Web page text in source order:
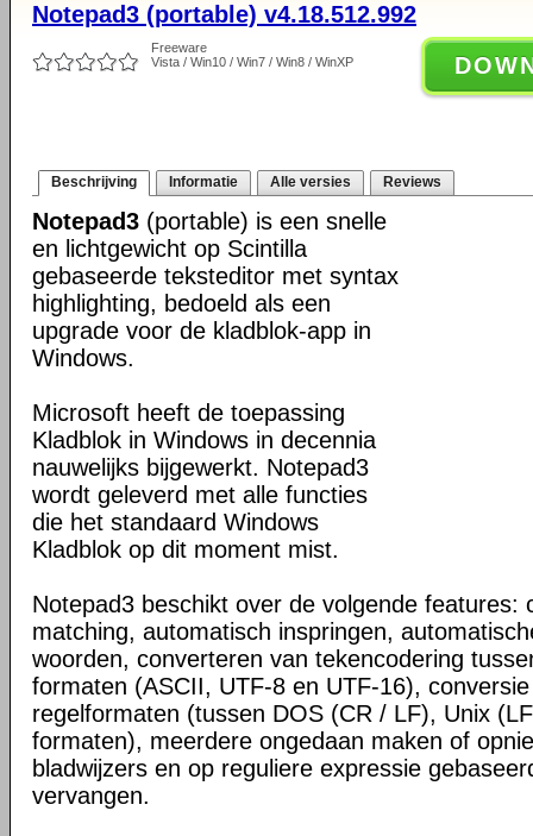
Notepad3 (portable) v4.18.512.992
Freeware
Vista / Win10 / Win7 / Win8 / WinXP
Beschrijving Informatie Alle versies Reviews
Notepad3 (portable) is een snelle
en lichtgewicht op Scintilla
gebaseerde teksteditor met syntax
highlighting, bedoeld als een
upgrade voor de kladblok-app in
Windows.
Microsoft heeft de toepassing
Kladblok in Windows in decennia
nauwelijks bijgewerkt. Notepad3
wordt geleverd met alle functies
die het standaard Windows
Kladblok op dit moment mist.
Notepad3 beschikt over de volgende features:
matching, automatisch inspringen,
woorden, converteren van tekencodering
formaten (ASCII, UTF-8 en UTF-16),
regelformaten (tussen DOS (CR / LF), Unix
formaten), meerdere ongedaan maken of
bladwijzers en op reguliere expressie
vervangen.